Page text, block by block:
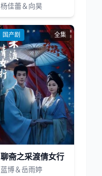
杨佳蕾＆向昊
国产剧 全集
聊斋之采渡倩女行
蓝博＆岳雨婷